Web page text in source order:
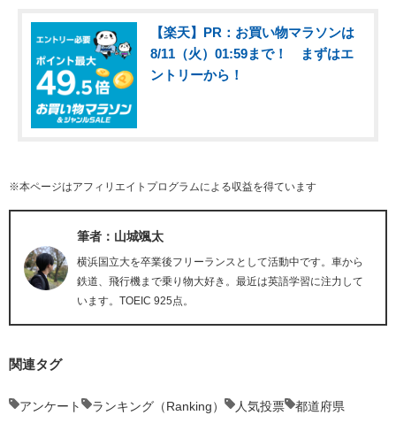
【楽天】PR：お買い物マラソンは
8/11（火）01:59まで！ まずはエ
ントリーから！
※本ページはアフィリエイトプログラムによる収益を得ています
筆者：山城颯太
横浜国立大を卒業後フリーランスとして活動中です。車から
鉄道、飛行機まで乗り物大好き。最近は英語学習に注力して
います。TOEIC 925点。
関連タグ
アンケート ランキング（Ranking） 人気投票 都道府県